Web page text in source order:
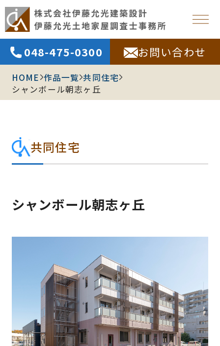
048-475-0300 お問い合わせ
HOME 作品一覧 共同住宅
シャンボール朝志ヶ丘
共同住宅
シャンボール朝志ヶ丘